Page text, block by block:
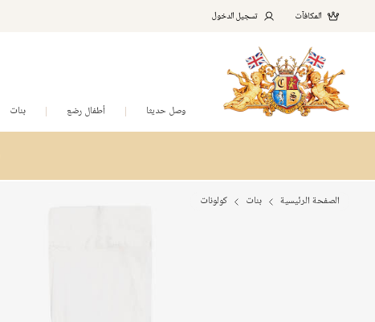
المكافآت تسجيل الدخول
وصل حديثا أطفال رضع بنات
الصفحة الرئيسية بنات كولونات